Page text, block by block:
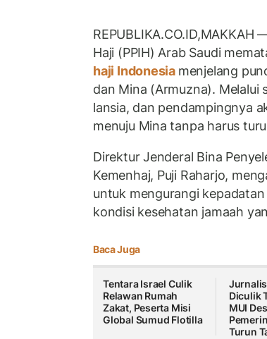
REPUBLIKA.CO.ID,MAKKAH
Haji (PPIH) Arab Saudi
haji Indonesia menjelang
dan Mina (Armuzna). Melalui
lansia, dan pendampingnya
menuju Mina tanpa harus
Direktur Jenderal Bina
Kemenhaj, Puji Raharjo,
untuk mengurangi
kondisi kesehatan jamaah
Baca Juga
Tentara Israel Culik
Relawan Rumah
Zakat, Peserta Misi
Global Sumud Flotilla
Diculik
MUI
Turun